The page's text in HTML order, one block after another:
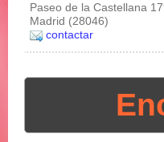
Paseo de la Castellana
Madrid (28046)
contactar